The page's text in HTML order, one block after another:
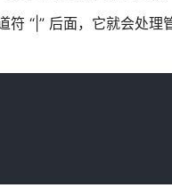
“|” 后面，它就会处理